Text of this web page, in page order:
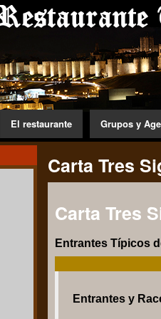
El restaurante Grupos y
Carta Tres
Carta Tres
Entrantes Típicos
Entrantes y